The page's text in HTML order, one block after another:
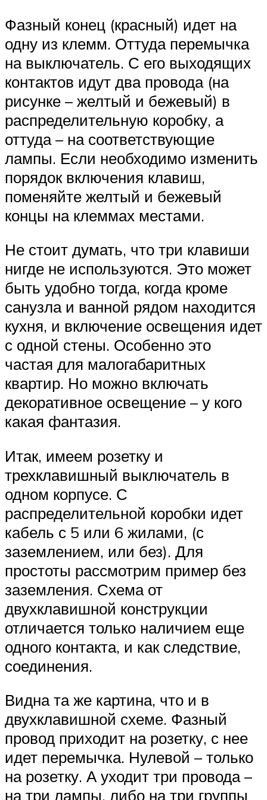
Фазный конец (красный) идет на
одну из клемм. Оттуда перемычка
на выключатель. С его выходящих
контактов идут два провода (на
рисунке – желтый и бежевый) в
распределительную коробку, а
оттуда – на соответствующие
лампы. Если необходимо изменить
порядок включения клавиш,
поменяйте желтый и бежевый
концы на клеммах местами.
Не стоит думать, что три клавиши
нигде не используются. Это может
быть удобно тогда, когда кроме
санузла и ванной рядом находится
кухня, и включение освещения идет
с одной стены. Особенно это
частая для малогабаритных
квартир. Но можно включать
декоративное освещение – у кого
какая фантазия.
Итак, имеем розетку и
трехклавишный выключатель в
одном корпусе. С
распределительной коробки идет
кабель с 5 или 6 жилами, (с
заземлением, или без). Для
простоты рассмотрим пример без
заземления. Схема от
двухклавишной конструкции
отличается только наличием еще
одного контакта, и как следствие,
соединения.
Видна та же картина, что и в
двухклавишной схеме. Фазный
провод приходит на розетку, с нее
идет перемычка. Нулевой – только
на розетку. А уходит три провода –
на три лампы, либо на три группы